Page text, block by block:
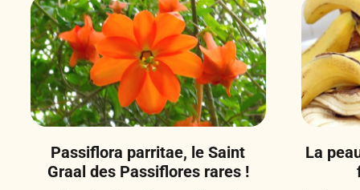
Passiflora parritae, le Saint
Graal des Passiflores rares !
La